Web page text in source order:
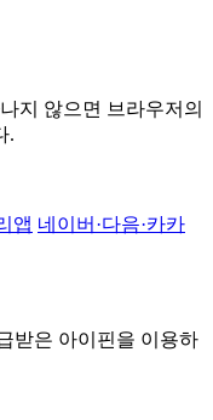
지 않으면 브라우저의
.
앱 네이버·다음·카카
받은 아이핀을 이용하